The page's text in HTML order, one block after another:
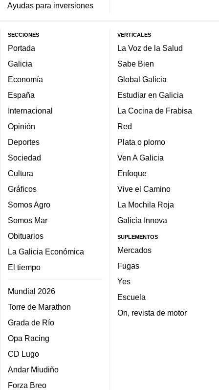
Ayudas para inversiones
SECCIONES
Portada
Galicia
Economía
España
Internacional
Opinión
Deportes
Sociedad
Cultura
Gráficos
Somos Agro
Somos Mar
Obituarios
La Galicia Económica
El tiempo
Mundial 2026
Torre de Marathon
Grada de Río
Opa Racing
CD Lugo
Andar Miudiño
Forza Breo
VERTICALES
La Voz de la Salud
Sabe Bien
Global Galicia
Estudiar en Galicia
La Cocina de Frabisa
Red
Plata o plomo
Ven A Galicia
Enfoque
Vive el Camino
La Mochila Roja
Galicia Innova
SUPLEMENTOS
Mercados
Fugas
Yes
Escuela
On, revista de motor